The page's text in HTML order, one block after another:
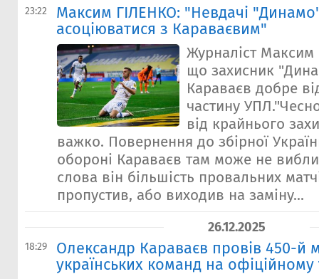
23:22
Максим ГІЛЕНКО: "Невдачі
асоціюватися з Караваєвим"
Журналіст Максим
що захисник
Караваєв добре
частину
від крайнього
важко. Повернення до збірної
обороні Караваєв там може не
слова він більшість провальних
пропустив, або виходив на заміну...
26.12.2025
18:29
Олександр Караваєв провів 450-й
українських команд на офіційному